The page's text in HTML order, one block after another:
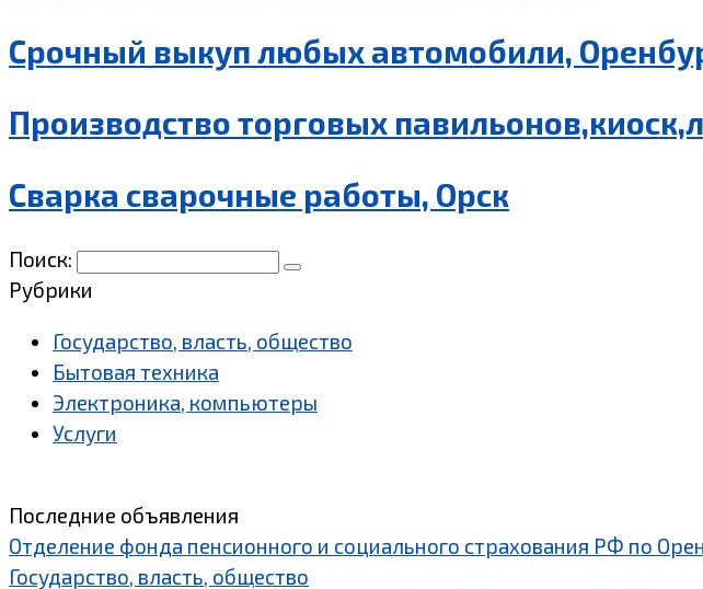
Срочный выкуп любых автомобили,
Производство торговых
Сварка сварочные работы, Орск
Поиск:
Рубрики
Государство, власть, общество
Бытовая техника
Электроника, компьютеры
Услуги
Последние объявления
Отделение фонда пенсионного и социального страхования РФ по
Государство, власть, общество